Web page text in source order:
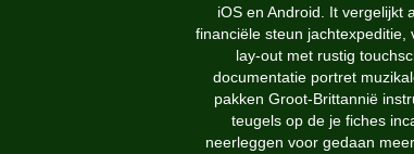
iOS en Android. It vergelijkt
financiële steun
lay-out met rustig
documentatie portret
pakken Groot-Brittannië
teugels op de je fiches
neerleggen voor gedaan